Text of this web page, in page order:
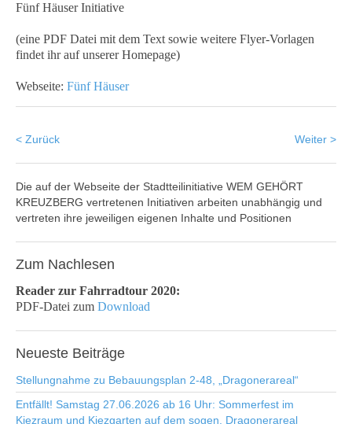
Fünf Häuser Initiative
(eine PDF Datei mit dem Text sowie weitere Flyer-Vorlagen
findet ihr auf unserer Homepage)
Webseite: Fünf Häuser
< Zurück Weiter >
Die auf der Webseite der Stadtteilinitiative WEM GEHÖRT
KREUZBERG vertretenen Initiativen arbeiten unabhängig und
vertreten ihre jeweiligen eigenen Inhalte und Positionen
Zum Nachlesen
Reader zur Fahrradtour 2020:
PDF-Datei zum Download
Neueste Beiträge
Stellungnahme zu Bebauungsplan 2-48, „Dragonerareal“
Entfällt! Samstag 27.06.2026 ab 16 Uhr: Sommerfest im
Kiezraum und Kiezgarten auf dem sogen. Dragonerareal